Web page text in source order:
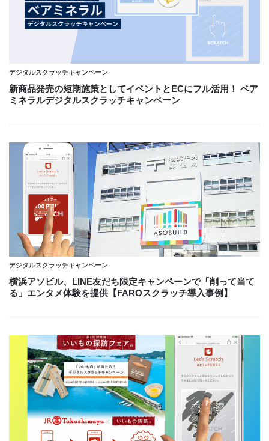
デジタルスクラッチキャンペーン
新商品発売の短期施策としてイベントとECにフル活用！ ベア
ミネラルデジタルスクラッチキャンペーン
デジタルスクラッチキャンペーン
横浜アソビル、LINE友だち限定キャンペーンで「削って当て
る」エンタメ体験を提供【FAROスクラッチ導入事例】